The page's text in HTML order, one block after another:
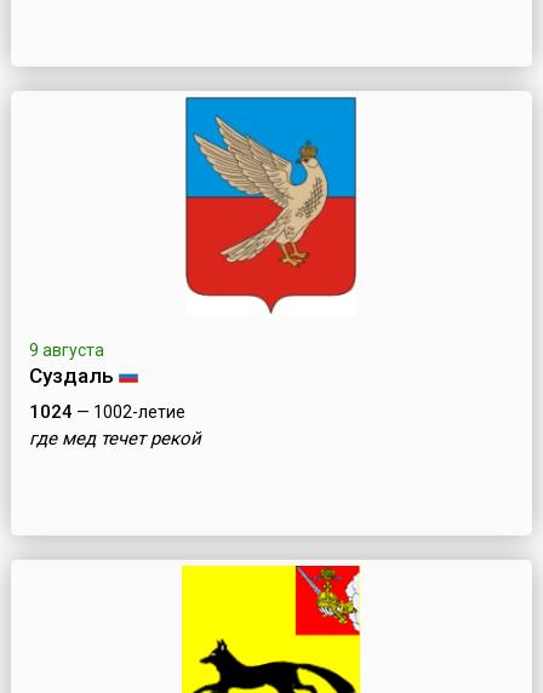
9 августа
Суздаль
1024— 1002-летие
где мед течет рекой